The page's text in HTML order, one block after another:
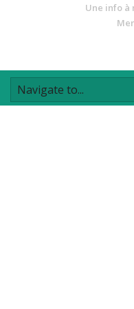
Une info à